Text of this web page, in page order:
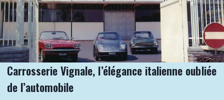
Carrosserie Vignale, l’élégance italienne oubliée
de l’automobile